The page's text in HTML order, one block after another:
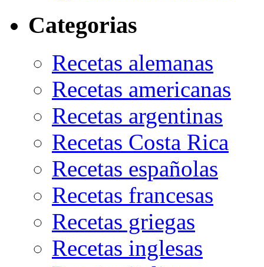
Categorias
Recetas alemanas
Recetas americanas
Recetas argentinas
Recetas Costa Rica
Recetas españolas
Recetas francesas
Recetas griegas
Recetas inglesas